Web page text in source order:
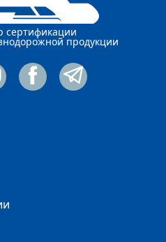
сертификации
продукции